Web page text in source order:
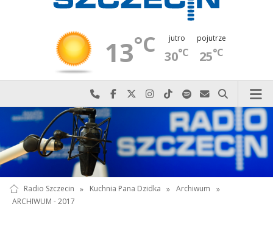
13°C jutro
30°C
pojutrze
25°C
Najlepiej po prostu do nas zadzwoń
Odwiedź nas na Facebook-u
Odwiedź nas na X
Odwiedź nas na Instagram-ie
Odwiedź nas na TikTok-u
Szukaj nas na Spotify
Wyślij do nas
Szukaj
Radio Szczecin » Kuchnia Pana Dzidka » Archiwum
»
ARCHIWUM - 2017